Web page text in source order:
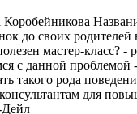
до своих родителей
мастер-класс? -
с данной
такого рода
для